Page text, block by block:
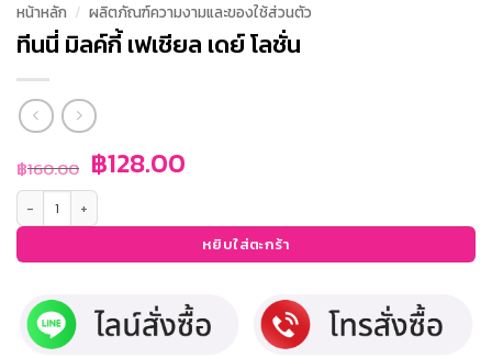
หน้าหลัก / ผลิตภัณฑ์ความงามและของใช้ส่วนตัว
ทีนนี่ มิลค์กี้ เฟเชียล เดย์ โลชั่น
฿160.00 Original
price
was:
฿128.00Current
฿128.00.
จำนวน ทีนนี่ มิลค์กี้ เฟเชียล เดย์ โลชั่น ชิ้น
หยิบใส่ตะกร้า